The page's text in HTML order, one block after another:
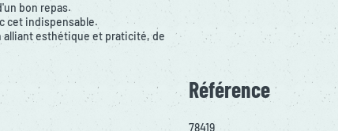
bon repas.
cet indispensable.
alliant esthétique et praticité, de
Référence
78419